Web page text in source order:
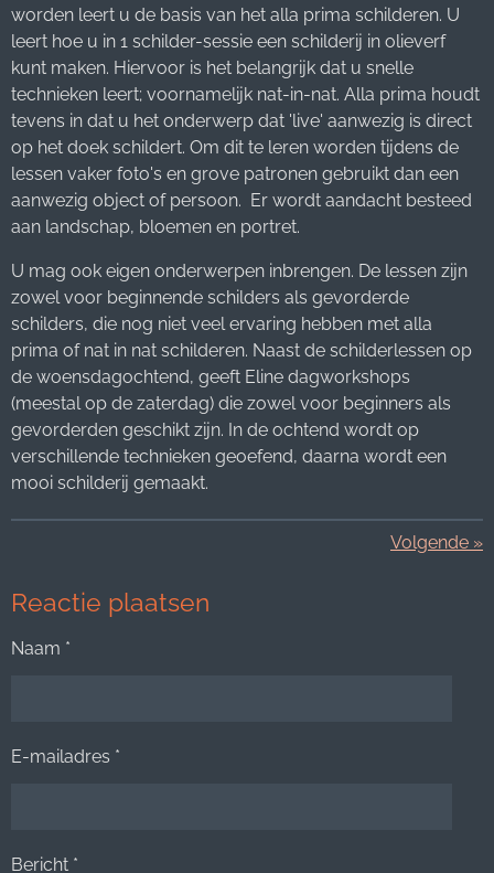
worden leert u de basis van het alla prima schilderen. U
leert hoe u in 1 schilder-sessie een schilderij in olieverf
kunt maken. Hiervoor is het belangrijk dat u snelle
technieken leert; voornamelijk nat-in-nat. Alla prima houdt
tevens in dat u het onderwerp dat 'live' aanwezig is direct
op het doek schildert. Om dit te leren worden tijdens de
lessen vaker foto's en grove patronen gebruikt dan een
aanwezig object of persoon. Er wordt aandacht besteed
aan landschap, bloemen en portret.
U mag ook eigen onderwerpen inbrengen. De lessen zijn
zowel voor beginnende schilders als gevorderde
schilders, die nog niet veel ervaring hebben met alla
prima of nat in nat schilderen. Naast de schilderlessen op
de woensdagochtend, geeft Eline dagworkshops
(meestal op de zaterdag) die zowel voor beginners als
gevorderden geschikt zijn. In de ochtend wordt op
verschillende technieken geoefend, daarna wordt een
mooi schilderij gemaakt.
Volgende »
Reactie plaatsen
Naam *
E-mailadres *
Bericht *